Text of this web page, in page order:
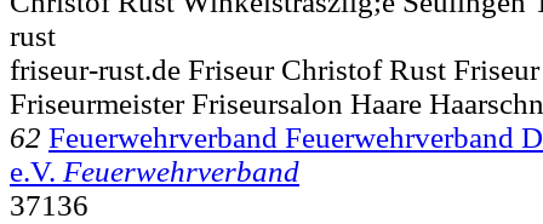
rust
friseur-rust.de Friseur Christof Rust
Friseurmeister Friseursalon Haare
62 Feuerwehrverband Feuerwehrverband
e.V. Feuerwehrverband
37136